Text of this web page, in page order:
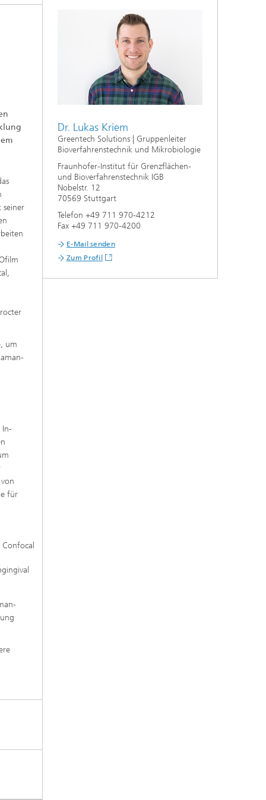
seiner
um
In-
für
Dr. Lukas Kriem
Greentech Solutions | Gruppenleiter
Bioverfahrenstechnik und Mikrobiologie
Fraunhofer-Institut für Grenzflächen-
und Bioverfahrenstechnik IGB
Nobelstr. 12
70569 Stuttgart
Telefon +49 711 970-4212
Fax +49 711 970-4200
E-Mail senden
Zum Profil